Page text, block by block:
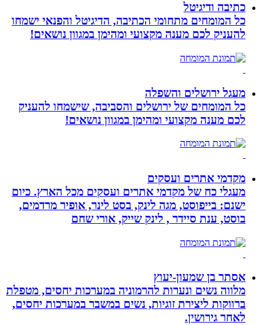
כתיבה ודיגיטל
כל המומחים מתחומי הכתיבה, הדיגיטל והפנאי ישמחו
להעניק לכם מענה מקצועי ומהימן במגוון נושאים!
מעגל ירושלים והשפלה
כל המומחים של ירושלים והסביבה, שישמחו להעניק
לכם מענה מקצועי ומהימן במגוון נושאים!
מקדמי אתרים ועסקים
מעגלי כח של מקדמי אתרים ועסקים מכל הארץ. כיום
ישנם: בייפוסט, מגה לינק, בסט לינר, אופיר מרדמים,
בוסט, ענת סיידר , לינק שייק, אורי שחם
אסתר בן שמעון-יעוץ
מלווה נשים ונערות להרמוניה במערכות יחסים, מטפלת
ברווקות ליצירת זוגיות, נשים במשבר במערכות יחסים,
לאחר גירושין.